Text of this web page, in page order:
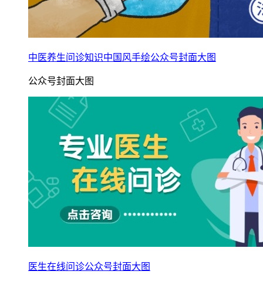
中医养生问诊知识中国风手绘公众号封面大图
公众号封面大图
医生在线问诊公众号封面大图